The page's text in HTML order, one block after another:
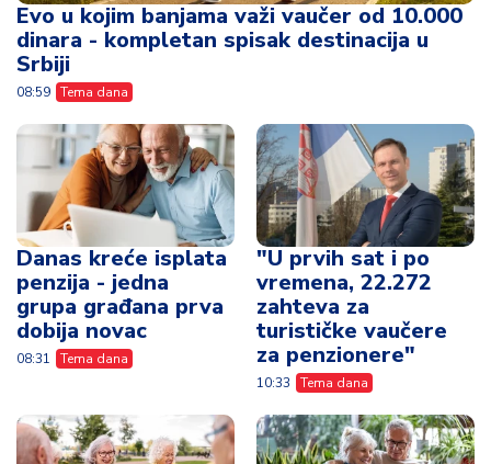
Evo u kojim banjama važi vaučer od 10.000
dinara - kompletan spisak destinacija u
Srbiji
08:59 Tema dana
Danas kreće isplata
penzija - jedna
grupa građana prva
dobija novac
08:31 Tema dana
"U prvih sat i po
vremena, 22.272
zahteva za
turističke vaučere
za penzionere"
10:33 Tema dana